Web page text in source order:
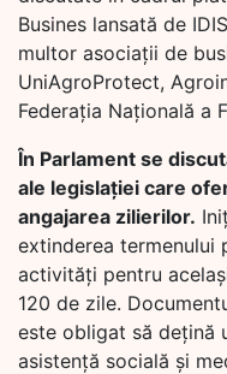
Busines lansată de
multor asociații de
UniAgroProtect,
Federația Națională a
În Parlament se
ale legislației care
angajarea zilierilor.
extinderea termenului
activități pentru
120 de zile.
este obligat să dețină
asistență socială și